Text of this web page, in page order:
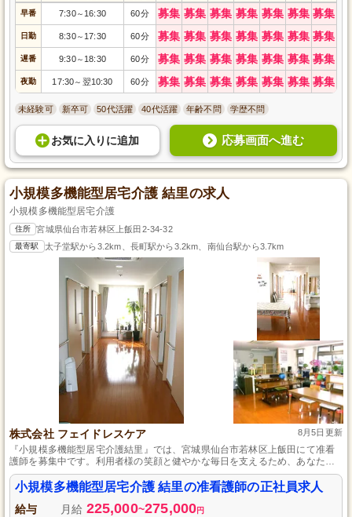
早番 7:30～ 16:30 60分 募集 募集 募集 募集 募集 募集 募集
日勤 8:30～ 17:30 60分 募集 募集 募集 募集 募集 募集 募集
遅番 9:30～ 18:30 60分 募集 募集 募集 募集 募集 募集 募集
夜勤 17:30～ 翌10:30 60分 募集 募集 募集 募集 募集 募集 募集
未経験可 新卒可 50代活躍 40代活躍 年齢不問 学歴不問
お気に入り に追加 応募画面へ進む
小規模多機能型居宅介護 結里の求人
小規模多機能型居宅介護
住所 宮城県仙台市若林区上飯田2-34-32
最寄駅 太子堂駅から3.2km、長町駅から3.2km、南仙台駅から3.7km
株式会社 フェイドレスケア 8月5日更新
『小規模多機能型居宅介護結里』では、宮城県仙台市若林区上飯田にて准看
護師を募集中です。利用者様の笑顔と健やかな毎日を支えるため、あなたの
専門性と優しさを活かしてください。安定した正社員として、地域社会に根
差した温かみのある環境で働けます。未経験でも成長を全力で支援します。
一緒に、利用者様の生活をより良くするために努めましょう。応募をお待ち
しております。
小規模多機能型居宅介護 結里の准看護師の正社員求人
給与 月給 225,000~275,000円